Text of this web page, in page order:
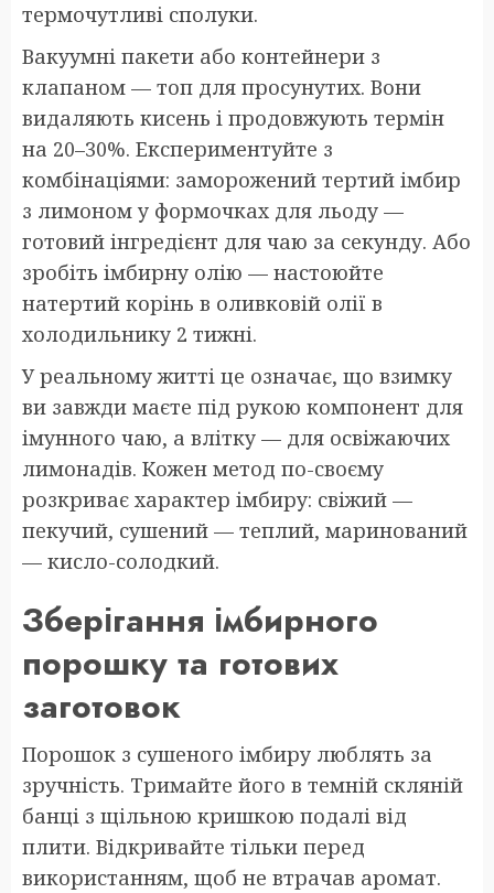
термочутливі сполуки.
Вакуумні пакети або контейнери з
клапаном — топ для просунутих. Вони
видаляють кисень і продовжують термін
на 20–30%. Експериментуйте з
комбінаціями: заморожений тертий імбир
з лимоном у формочках для льоду —
готовий інгредієнт для чаю за секунду. Або
зробіть імбирну олію — настоюйте
натертий корінь в оливковій олії в
холодильнику 2 тижні.
У реальному житті це означає, що взимку
ви завжди маєте під рукою компонент для
імунного чаю, а влітку — для освіжаючих
лимонадів. Кожен метод по-своєму
розкриває характер імбиру: свіжий —
пекучий, сушений — теплий, маринований
— кисло-солодкий.
Зберігання імбирного
порошку та готових
заготовок
Порошок з сушеного імбиру люблять за
зручність. Тримайте його в темній скляній
банці з щільною кришкою подалі від
плити. Відкривайте тільки перед
використанням, щоб не втрачав аромат.